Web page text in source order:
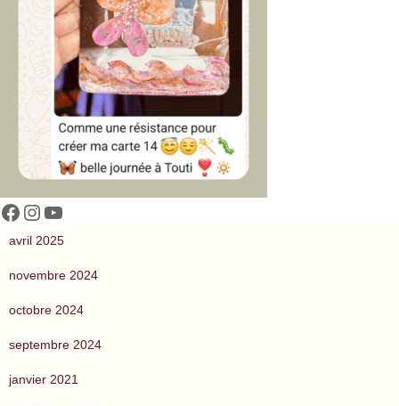
cocreattitude
cocreattitude
YouTube
avril 2025
novembre 2024
octobre 2024
septembre 2024
janvier 2021